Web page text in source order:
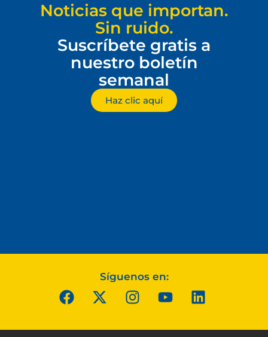
Noticias que importan.
Sin ruido.
Suscríbete gratis a
nuestro boletín
semanal
Haz clic aquí
Síguenos en: